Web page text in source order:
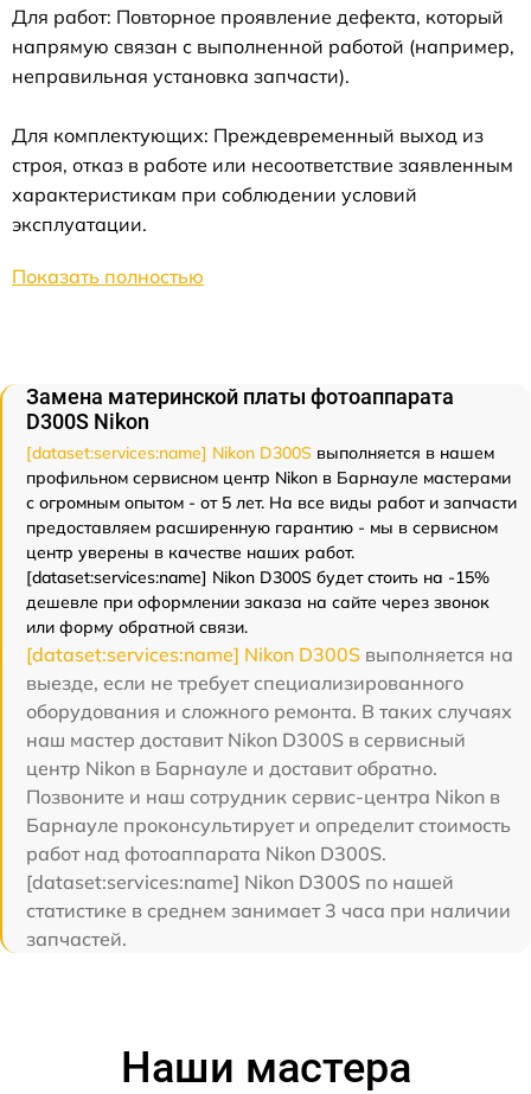
Для работ: Повторное проявление дефекта, который
напрямую связан с выполненной работой (например,
неправильная установка запчасти).
Для комплектующих: Преждевременный выход из
строя, отказ в работе или несоответствие заявленным
характеристикам при соблюдении условий
эксплуатации.
Показать полностью
Замена материнской платы фотоаппарата
D300S Nikon
[dataset:services:name] Nikon D300S выполняется в нашем
профильном сервисном центр Nikon в Барнауле мастерами
с огромным опытом - от 5 лет. На все виды работ и запчасти
предоставляем расширенную гарантию - мы в сервисном
центр уверены в качестве наших работ.
[dataset:services:name] Nikon D300S будет стоить на -15%
дешевле при оформлении заказа на сайте через звонок
или форму обратной связи.
[dataset:services:name] Nikon D300S выполняется на
выезде, если не требует специализированного
оборудования и сложного ремонта. В таких случаях
наш мастер доставит Nikon D300S в сервисный
центр Nikon в Барнауле и доставит обратно.
Позвоните и наш сотрудник сервис-центра Nikon в
Барнауле проконсультирует и определит стоимость
работ над фотоаппарата Nikon D300S.
[dataset:services:name] Nikon D300S по нашей
статистике в среднем занимает 3 часа при наличии
запчастей.
Наши мастера